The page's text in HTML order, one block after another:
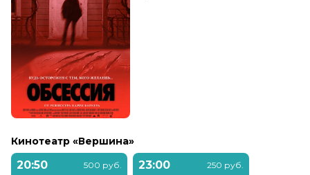
Кинотеатр «Вершина»
20:50
500 руб.
23:00
250 руб.